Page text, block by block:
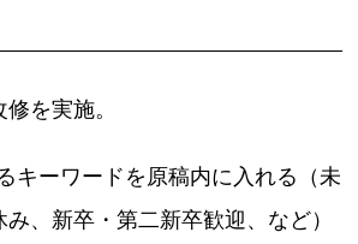
を実施。
ーワードを原稿内に入れる（未
、新卒・第二新卒歓迎、など）